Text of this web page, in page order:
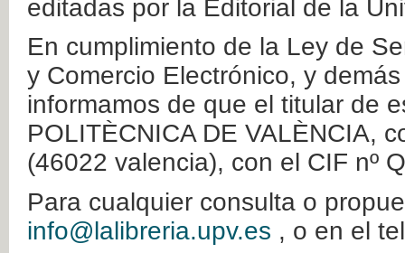
editadas por la Editorial de la
En cumplimiento de la Ley de
y Comercio Electrónico, y
informamos de que el titular de
POLITÈCNICA DE VALÈNCIA,
(46022 valencia), con el CIF nº
Para cualquier consulta o
info@lalibreria.upv.es , o en el